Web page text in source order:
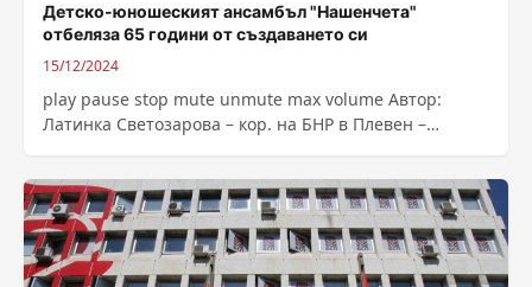
Детско-юношеският ансамбъл "Нашенчета"
отбеляза 65 години от създаването си
15/12/2024
play pause stop mute unmute max volume Автор:
Латинка Светозарова – кор. на БНР в Плевен –
unosheskiat-ansambal-nashencheta-otbelaza-65-
godini-ot-sazdavaneto-si